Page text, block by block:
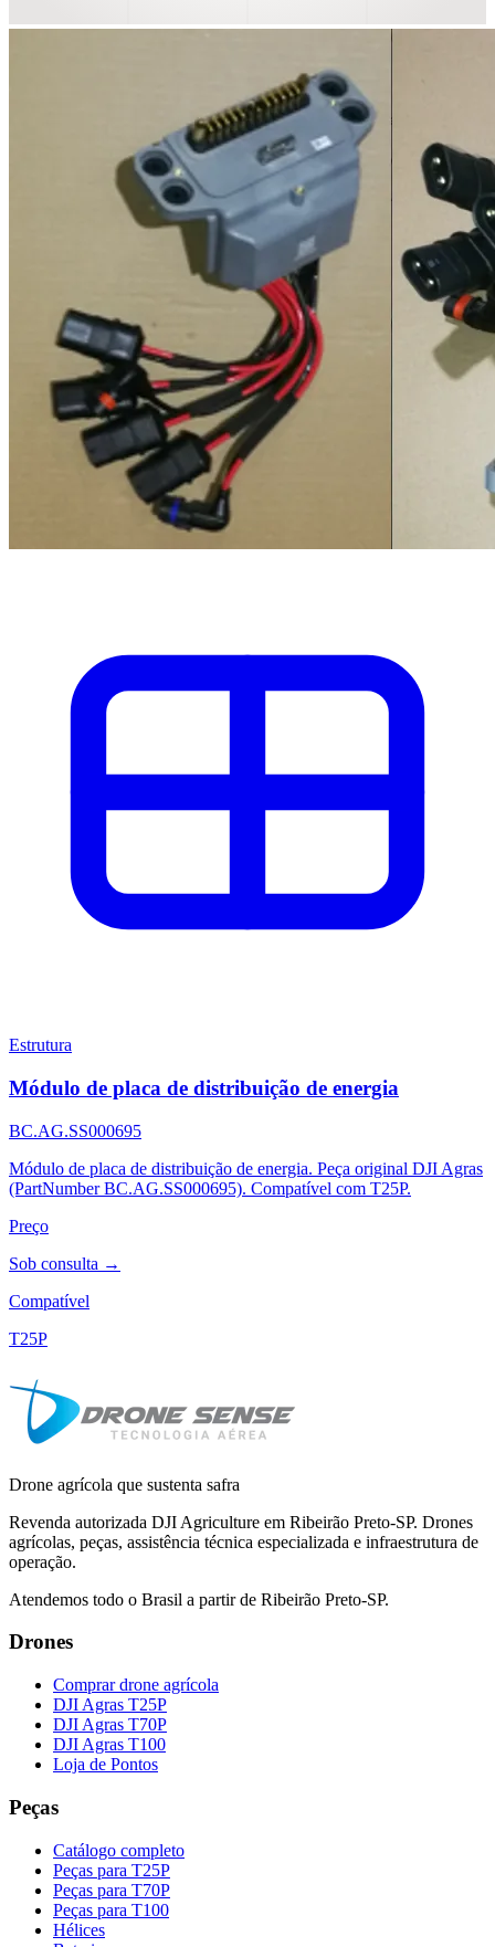
Estrutura
Módulo de placa de distribuição de energia
BC.AG.SS000695
Módulo de placa de distribuição de energia. Peça original DJI Agras
(PartNumber BC.AG.SS000695). Compatível com T25P.
Preço
Sob consulta →
Compatível
T25P
Drone agrícola que sustenta safra
Revenda autorizada DJI Agriculture em Ribeirão Preto-SP. Drones
agrícolas, peças, assistência técnica especializada e infraestrutura de
operação.
Atendemos todo o Brasil a partir de Ribeirão Preto-SP.
Drones
Comprar drone agrícola
DJI Agras T25P
DJI Agras T70P
DJI Agras T100
Loja de Pontos
Peças
Catálogo completo
Peças para T25P
Peças para T70P
Peças para T100
Hélices